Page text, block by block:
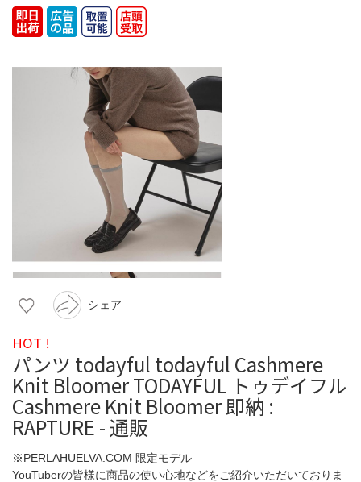
シェア
HOT !
パンツ todayful todayful Cashmere
Knit Bloomer TODAYFUL トゥデイフル
Cashmere Knit Bloomer 即納 :
RAPTURE - 通販
※PERLAHUELVA.COM 限定モデル
YouTuberの皆様に商品の使い心地などをご紹介いただいておりま